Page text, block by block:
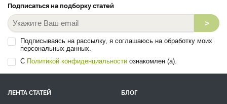
Подписаться на подборку статей
>
Подписываясь на рассылку, я соглашаюсь на обработку моих
персональных данных.
С Политикой конфиденциальности ознакомлен (а).
ЛЕНТА СТАТЕЙ
БЛОГ